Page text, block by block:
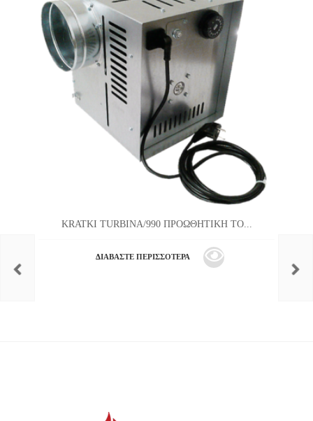
KRATKI TURBINA/990 ΠΡΟΩΘΗΤΙΚΗ ΤΟ...
ΔΙΑΒΆΣΤΕ ΠΕΡΙΣΣΌΤΕΡΑ